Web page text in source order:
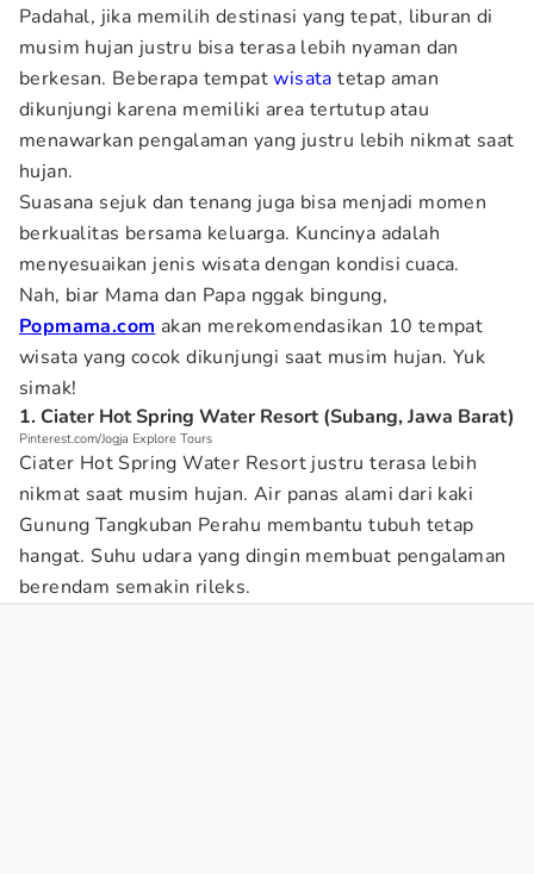
Padahal, jika memilih destinasi yang tepat, liburan di
musim hujan justru bisa terasa lebih nyaman dan
berkesan. Beberapa tempatwisata tetap aman
dikunjungi karena memiliki area tertutup atau
menawarkan pengalaman yang justru lebih nikmat saat
hujan.
Suasana sejuk dan tenang juga bisa menjadi momen
berkualitas bersama keluarga. Kuncinya adalah
menyesuaikan jenis wisata dengan kondisi cuaca.
Nah, biar Mama dan Papa nggak bingung,
Popmama.com akan merekomendasikan 10 tempat
wisata yang cocok dikunjungi saat musim hujan. Yuk
simak!
1. Ciater Hot Spring Water Resort (Subang, Jawa Barat)
Pinterest.com/Jogja Explore Tours
Ciater Hot Spring Water Resort justru terasa lebih
nikmat saat musim hujan. Air panas alami dari kaki
Gunung Tangkuban Perahu membantu tubuh tetap
hangat. Suhu udara yang dingin membuat pengalaman
berendam semakin rileks.